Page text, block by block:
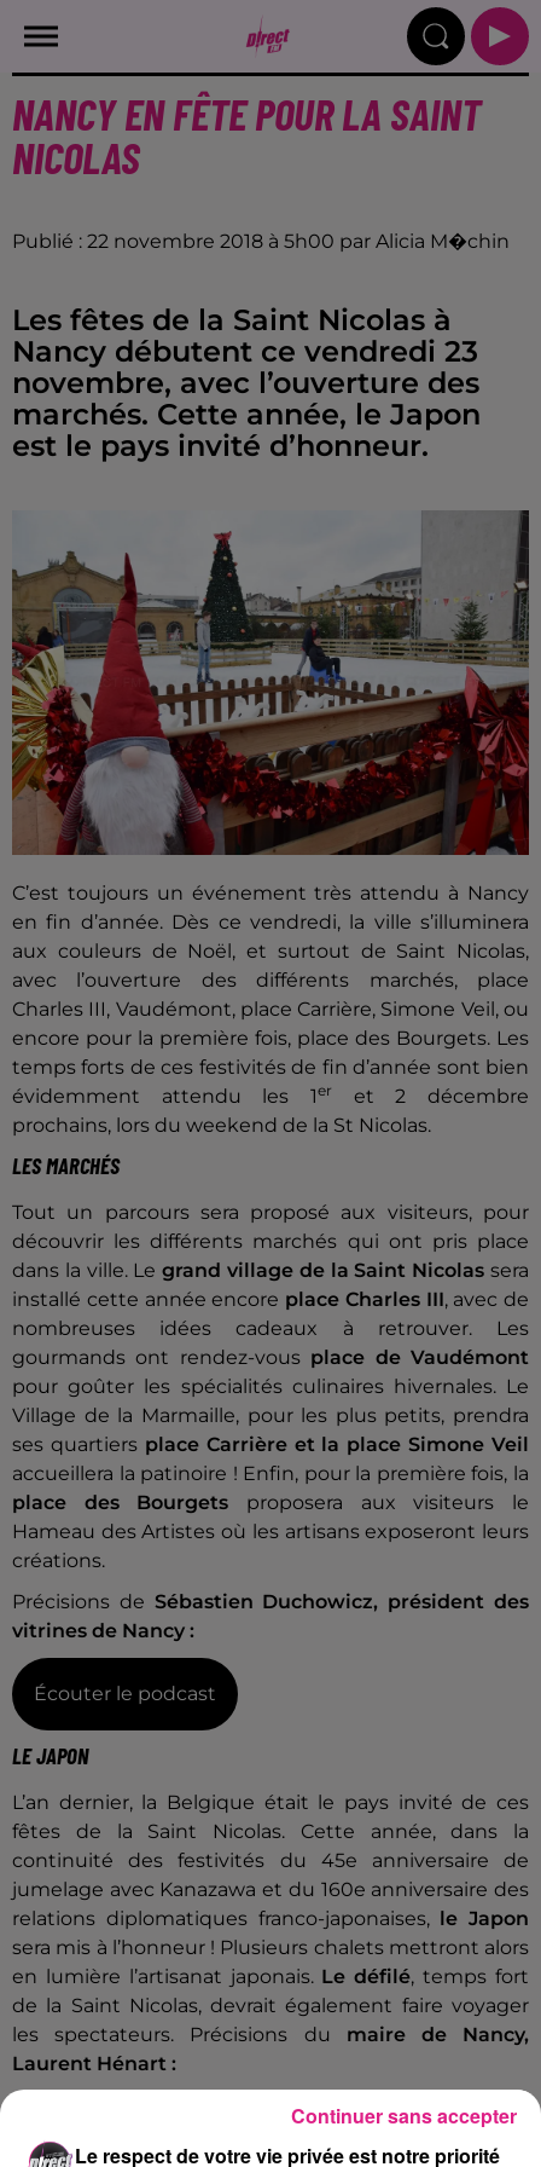
NANCY EN FÊTE POUR LA SAINT
NICOLAS
Publié : 22 novembre 2018 à 5h00 par Alicia M�chin
Les fêtes de la Saint Nicolas à
Nancy débutent ce vendredi 23
novembre, avec l’ouverture des
marchés. Cette année, le Japon
est le pays invité d’honneur.
C’est toujours un événement très attendu à Nancy
en fin d’année. Dès ce vendredi, la ville s’illuminera
aux couleurs de Noël, et surtout de Saint Nicolas,
avec l’ouverture des différents marchés, place
Charles III, Vaudémont, place Carrière, Simone Veil, ou
encore pour la première fois, place des Bourgets. Les
temps forts de ces festivités de fin d’année sont bien
évidemment attendu les 1er
et 2 décembre
prochains, lors du weekend de la St Nicolas.
LES MARCHÉS
Tout un parcours sera proposé aux visiteurs, pour
découvrir les différents marchés qui ont pris place
dans la ville. Legrand village de la Saint Nicolas sera
installé cette année encore place Charles III, avec de
nombreuses idées cadeaux à retrouver. Les
gourmands ont rendez-vous place de Vaudémont
pour goûter les spécialités culinaires hivernales. Le
Village de la Marmaille, pour les plus petits, prendra
ses quartiers place Carrière et la place Simone Veil
accueillera la patinoire ! Enfin, pour la première fois, la
place des Bourgets proposera aux visiteurs le
Hameau des Artistes où les artisans exposeront leurs
créations.
Précisions de Sébastien Duchowicz, président des
vitrines de Nancy :
Écouter le podcast
LE JAPON
L’an dernier, la Belgique était le pays invité de ces
fêtes de la Saint Nicolas. Cette année, dans la
continuité des festivités du 45e anniversaire de
jumelage avec Kanazawa et du 160e anniversaire des
relations diplomatiques franco-japonaises,
le Japon
sera mis à l’honneur ! Plusieurs chalets mettront alors
en lumière l’artisanat japonais. Le défilé, temps fort
de la Saint Nicolas, devrait également faire voyager
les spectateurs. Précisions du maire de Nancy,
Laurent Hénart :
Le respect de votre vie privée est notre priorité
Continuer sans accepter